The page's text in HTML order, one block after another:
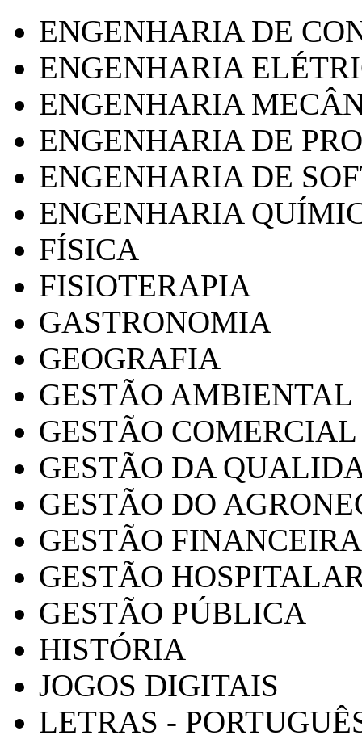
ENGENHARIA DE
ENGENHARIA
ENGENHARIA
ENGENHARIA DE
ENGENHARIA DE
ENGENHARIA
FÍSICA
FISIOTERAPIA
GASTRONOMIA
GEOGRAFIA
GESTÃO AMBIENTAL
GESTÃO COMERCIAL
GESTÃO DA
GESTÃO DO
GESTÃO FINANCEIRA
GESTÃO
GESTÃO PÚBLICA
HISTÓRIA
JOGOS DIGITAIS
LETRAS -